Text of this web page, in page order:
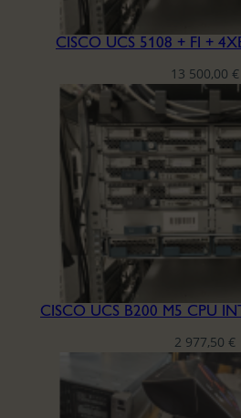
CISCO UCS 5108 + FI +
13 500,00 €
2 977,50 €